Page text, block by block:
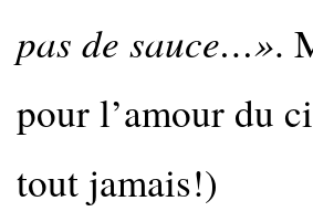
pas de sauce…».
pour l’amour du
tout jamais!)